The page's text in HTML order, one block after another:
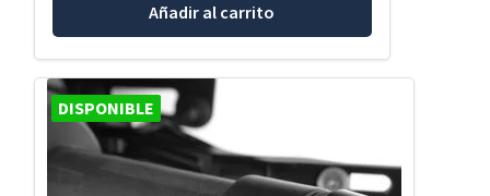
Añadir al carrito
DISPONIBLE